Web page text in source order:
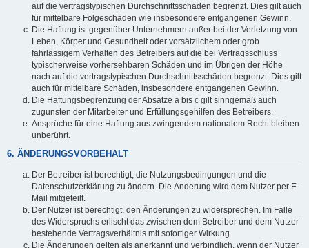
auf die vertragstypischen Durchschnittsschäden begrenzt. Dies gilt auch
für mittelbare Folgeschäden wie insbesondere entgangenen Gewinn.
Die Haftung ist gegenüber Unternehmern außer bei der Verletzung von
Leben, Körper und Gesundheit oder vorsätzlichem oder grob
fahrlässigem Verhalten des Betreibers auf die bei Vertragsschluss
typischerweise vorhersehbaren Schäden und im Übrigen der Höhe
nach auf die vertragstypischen Durchschnittsschäden begrenzt. Dies gilt
auch für mittelbare Schäden, insbesondere entgangenen Gewinn.
Die Haftungsbegrenzung der Absätze a bis c gilt sinngemäß auch
zugunsten der Mitarbeiter und Erfüllungsgehilfen des Betreibers.
Ansprüche für eine Haftung aus zwingendem nationalem Recht bleiben
unberührt.
6. ÄNDERUNGSVORBEHALT
Der Betreiber ist berechtigt, die Nutzungsbedingungen und die
Datenschutzerklärung zu ändern. Die Änderung wird dem Nutzer per E-
Mail mitgeteilt.
Der Nutzer ist berechtigt, den Änderungen zu widersprechen. Im Falle
des Widerspruchs erlischt das zwischen dem Betreiber und dem Nutzer
bestehende Vertragsverhältnis mit sofortiger Wirkung.
Die Änderungen gelten als anerkannt und verbindlich, wenn der Nutzer